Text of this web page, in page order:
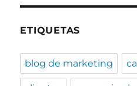
ETIQUETAS
blog de marketing